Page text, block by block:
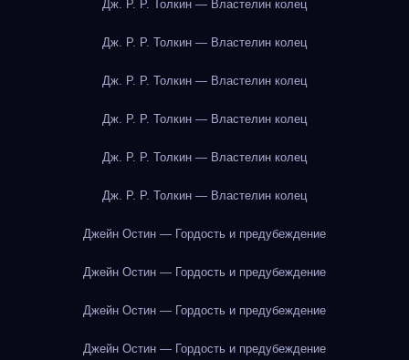
Дж. Р. Р. Толкин — Властелин колец
Дж. Р. Р. Толкин — Властелин колец
Дж. Р. Р. Толкин — Властелин колец
Дж. Р. Р. Толкин — Властелин колец
Дж. Р. Р. Толкин — Властелин колец
Дж. Р. Р. Толкин — Властелин колец
Джейн Остин — Гордость и предубеждение
Джейн Остин — Гордость и предубеждение
Джейн Остин — Гордость и предубеждение
Джейн Остин — Гордость и предубеждение